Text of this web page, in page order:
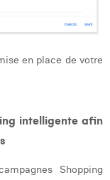
en place de votre
intelligente afin
Shopping